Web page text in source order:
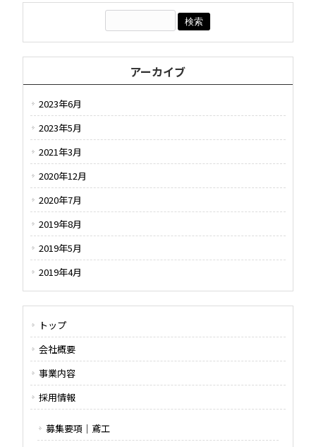
アーカイブ
2023年6月
2023年5月
2021年3月
2020年12月
2020年7月
2019年8月
2019年5月
2019年4月
トップ
会社概要
事業内容
採用情報
募集要項｜鳶工